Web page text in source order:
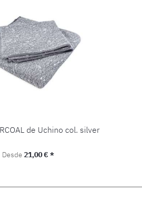
de Uchino col. silver
Precio normal:
Desde 21,00 € *